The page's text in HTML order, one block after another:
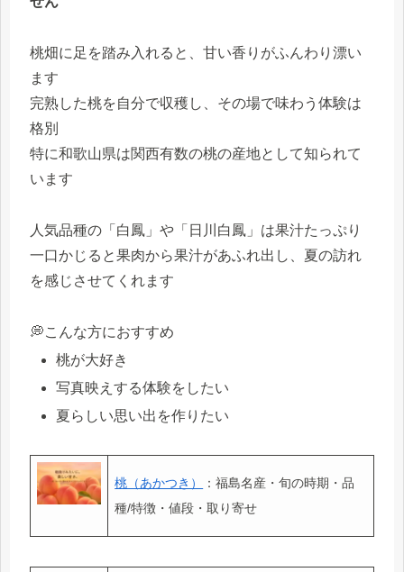
桃畑に足を踏み入れると、甘い香りがふんわり漂い
ます
完熟した桃を自分で収穫し、その場で味わう体験は
格別
特に和歌山県は関西有数の桃の産地として知られて
います
人気品種の「白鳳」や「日川白鳳」は果汁たっぷり
一口かじると果肉から果汁があふれ出し、夏の訪れ
を感じさせてくれます
💭こんな方におすすめ
桃が大好き
写真映えする体験をしたい
夏らしい思い出を作りたい
桃（あかつき）
：福島名産・旬の時期・品
種/特徴・値段・取り寄せ